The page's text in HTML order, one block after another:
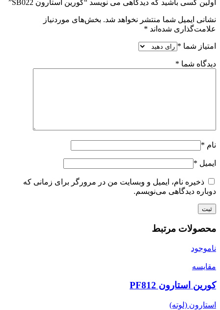
اولین کسی باشید که دیدگاهی می نویسد “کورین استارون SB022”
نشانی ایمیل شما منتشر نخواهد شد. بخش‌های موردنیاز
علامت‌گذاری شده‌اند *
امتیاز شما *
دیدگاه شما *
نام *
ایمیل *
ذخیره نام، ایمیل و وبسایت من در مرورگر برای زمانی که
دوباره دیدگاهی می‌نویسم.
محصولات مرتبط
ناموجود
مقایسه
کورین استارون PF812
استارون (لوته)